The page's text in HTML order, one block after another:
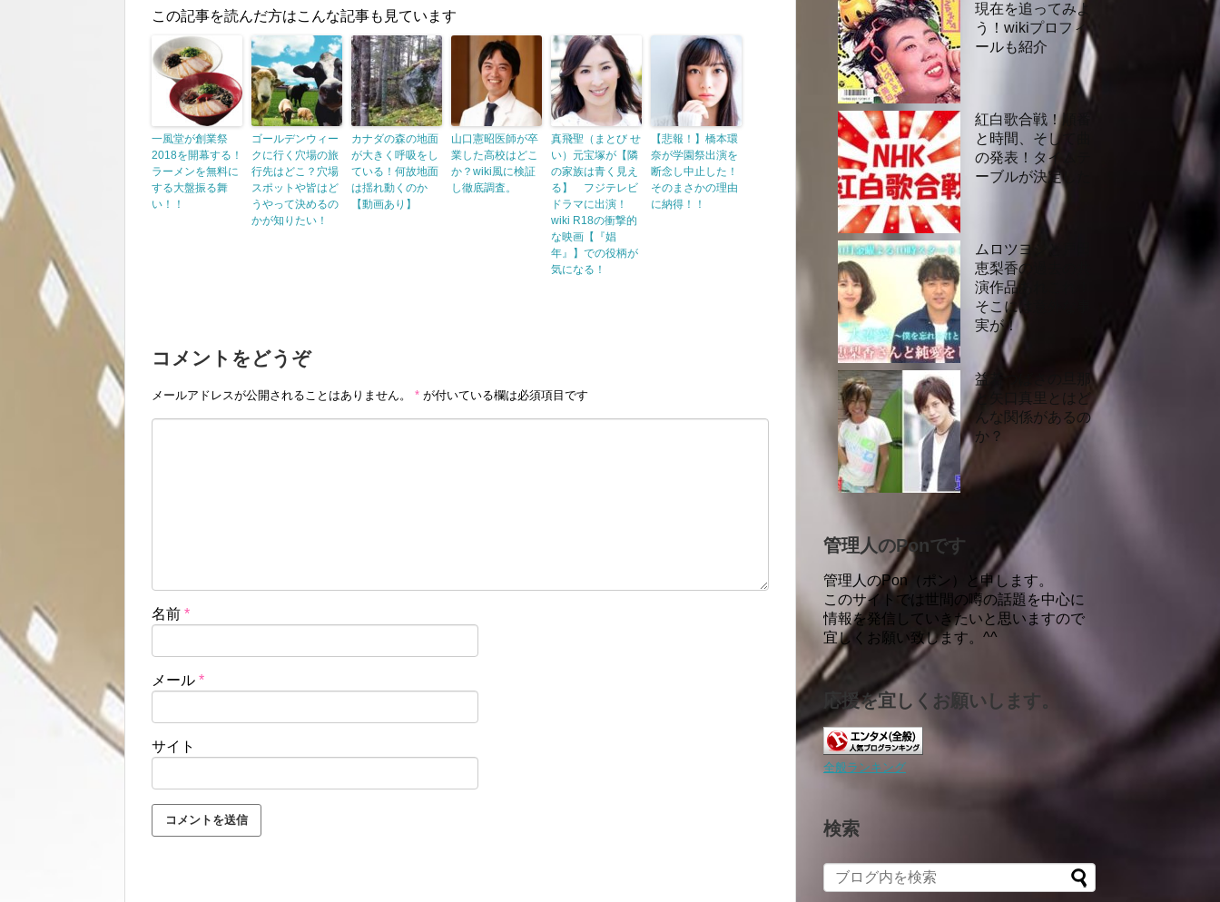
この記事を読んだ方はこんな記事も見ています
一風堂が創業祭
2018を開幕する！
ラーメンを無料に
する大盤振る舞
い！！
ゴールデンウィー
クに行く穴場の旅
行先はどこ？穴場
スポットや皆はど
うやって決めるの
かが知りたい！
カナダの森の地面
が大きく呼吸をし
ている！何故地面
は揺れ動くのか
【動画あり】
山口憲昭医師が卒
業した高校はどこ
か？wiki風に検証
し徹底調査。
真飛聖（まとび せ
い）元宝塚が【隣
の家族は青く見え
る】 フジテレビ
ドラマに出演！
wiki R18の衝撃的
な映画【『娼
年』】での役柄が
気になる！
【悲報！】橋本環
奈が学園祭出演を
断念し中止した！
そのまさかの理由
に納得！！
コメントをどうぞ
メールアドレスが公開されることはありません。 * が付いている欄は必須項目です
名前 *
メール *
サイト
現在を追ってみよ
う！wikiプロフィ
ールも紹介
紅白歌合戦！順番
と時間、そして曲
の発表！タイムテ
ーブルが決定した
ムロツヨシと戸田
恵梨香の過去の共
演作品あれこれ！
そこには意外な事
実が！
益若つばさの旦那
と矢口真里とはど
んな関係があるの
か？
管理人のPonです
管理人のPon（ポン）と申します。
このサイトでは世間の噂の話題を中心に
情報を発信していきたいと思いますので
宜しくお願い致します。^^
応援を宜しくお願いします。
全般ランキング
検索